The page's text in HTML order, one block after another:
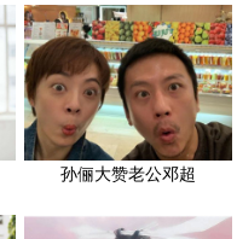
孙俪大赞老公邓超